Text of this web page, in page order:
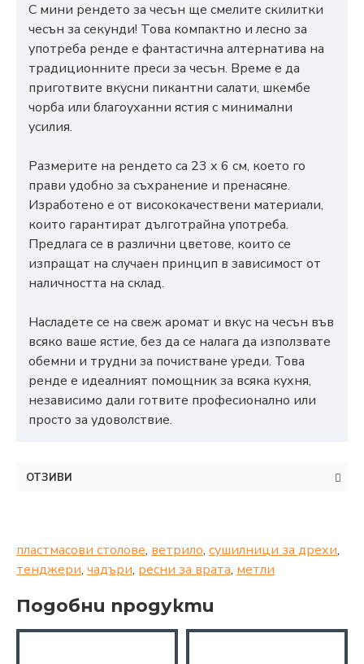
С мини рендето за чесън ще смелите скилитки
чесън за секунди! Това компактно и лесно за
употреба ренде е фантастична алтернатива на
традиционните преси за чесън. Време е да
приготвите вкусни пикантни салати, шкембе
чорба или благоуханни ястия с минимални
усилия.
Размерите на рендето са 23 х 6 см, което го
прави удобно за съхранение и пренасяне.
Изработено е от висококачествени материали,
които гарантират дълготрайна употреба.
Предлага се в различни цветове, които се
изпращат на случаен принцип в зависимост от
наличността на склад.
Насладете се на свеж аромат и вкус на чесън във
всяко ваше ястие, без да се налага да използвате
обемни и трудни за почистване уреди. Това
ренде е идеалният помощник за всяка кухня,
независимо дали готвите професионално или
просто за удоволствие.
ОТЗИВИ
пластмасови столове, ветрило, сушилници за дрехи,
тенджери, чадъри, ресни за врата, метли
Подобни продукти